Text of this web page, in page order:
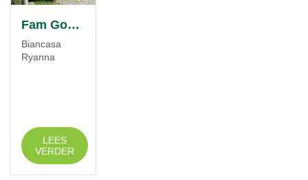
Fam Gooskens
Biancasa
Ryanna
LEES
VERDER